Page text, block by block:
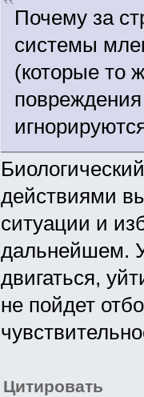
Почему за
системы
(которые то
действиями
ситуации и
дальнейшем.
двигаться,
не пойдет
Цитировать